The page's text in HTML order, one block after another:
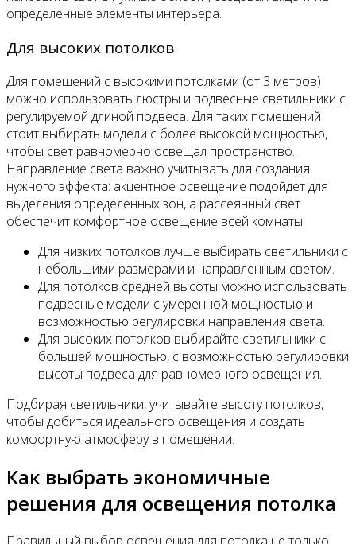
определенные элементы интерьера.
Для высоких потолков
Для помещений с высокими потолками (от 3 метров)
можно использовать люстры и подвесные светильники с
регулируемой длиной подвеса. Для таких помещений
стоит выбирать модели с более высокой мощностью,
чтобы свет равномерно освещал пространство.
Направление света важно учитывать для создания
нужного эффекта: акцентное освещение подойдет для
выделения определенных зон, а рассеянный свет
обеспечит комфортное освещение всей комнаты.
Для низких потолков лучше выбирать светильники с
небольшими размерами и направленным светом.
Для потолков средней высоты можно использовать
подвесные модели с умеренной мощностью и
возможностью регулировки направления света.
Для высоких потолков выбирайте светильники с
большей мощностью, с возможностью регулировки
высоты подвеса для равномерного освещения.
Подбирая светильники, учитывайте высоту потолков,
чтобы добиться идеального освещения и создать
комфортную атмосферу в помещении.
Как выбрать экономичные
решения для освещения потолка
Правильный выбор освещения для потолка не только